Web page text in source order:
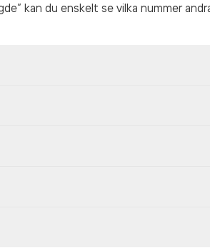
kan du enskelt se vilka nummer